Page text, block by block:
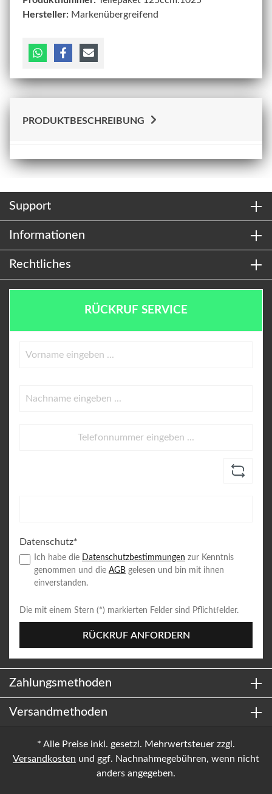
Hersteller: Markenübergreifend
PRODUKTBESCHREIBUNG
Support
Informationen
Rechtliches
RÜCKRUF SERVICE
Datenschutz*
Ich habe die Datenschutzbestimmungen zur Kenntnis
genommen und die AGB gelesen und bin mit ihnen
einverstanden.
Die mit einem Stern (*) markierten Felder sind Pflichtfelder.
RÜCKRUF ANFORDERN
Zahlungsmethoden
Versandmethoden
* Alle Preise inkl. gesetzl. Mehrwertsteuer zzgl.
Versandkosten und ggf. Nachnahmegebühren, wenn nicht
anders angegeben.